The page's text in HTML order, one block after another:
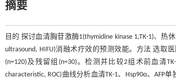
摘要
目的 探讨血清胸苷激酶1(thymidine kinase 1,TK-1)、热
ultrasound, HIFU)消融术疗效的预测效能。方法 选取
(n=120)及残留组(n=30)。检测并比较2组术前血清
characteristic, ROC)曲线分析血清TK-1、Hsp90α、